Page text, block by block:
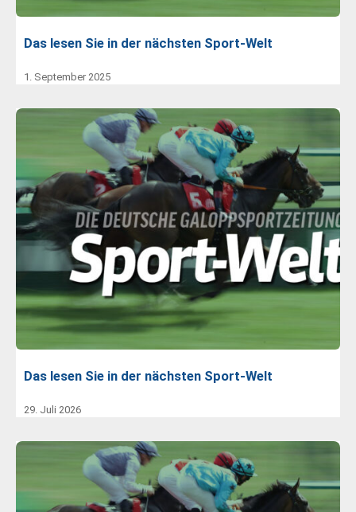
Das lesen Sie in der nächsten Sport-Welt
1. September 2025
Das lesen Sie in der nächsten Sport-Welt
29. Juli 2026